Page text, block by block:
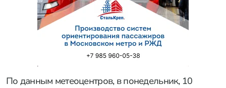
По данным метеоцентров, в понедельник, 10